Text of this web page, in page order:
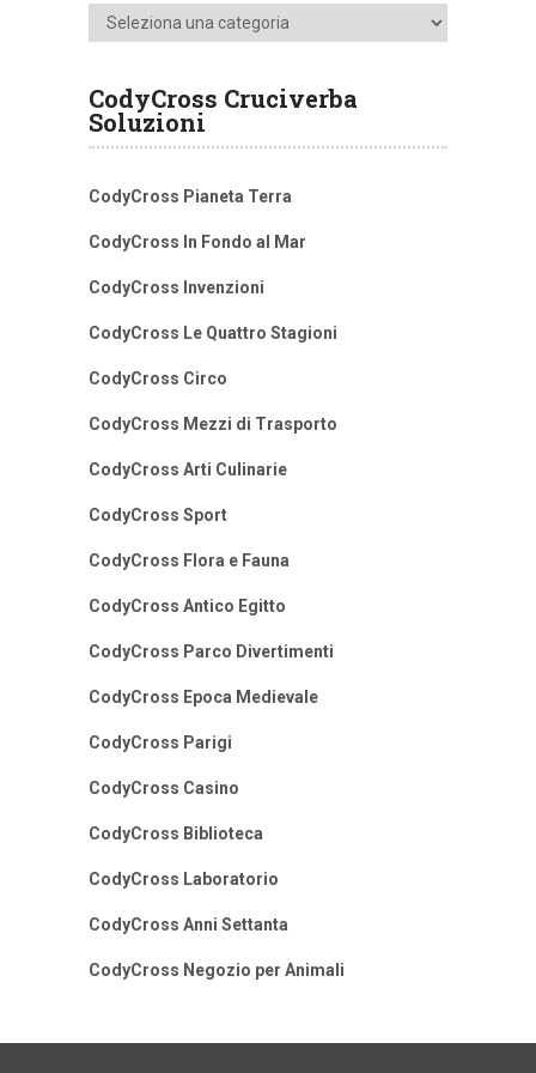
Categorie
CodyCross Cruciverba
Soluzioni
CodyCross Pianeta Terra
CodyCross In Fondo al Mar
CodyCross Invenzioni
CodyCross Le Quattro Stagioni
CodyCross Circo
CodyCross Mezzi di Trasporto
CodyCross Arti Culinarie
CodyCross Sport
CodyCross Flora e Fauna
CodyCross Antico Egitto
CodyCross Parco Divertimenti
CodyCross Epoca Medievale
CodyCross Parigi
CodyCross Casino
CodyCross Biblioteca
CodyCross Laboratorio
CodyCross Anni Settanta
CodyCross Negozio per Animali